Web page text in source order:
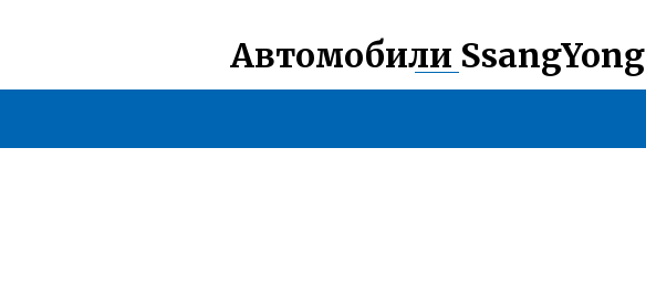
Автомобили SsangYong